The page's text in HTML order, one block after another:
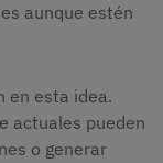
aunque estén
en esta idea.
actuales pueden
o generar